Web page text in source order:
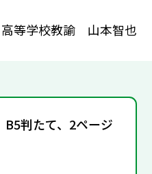
等学校教諭 山本智也
B5判たて、2ページ